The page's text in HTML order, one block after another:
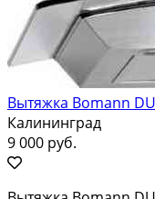
Вытяжка Bomann
Калининград
9 000 руб.